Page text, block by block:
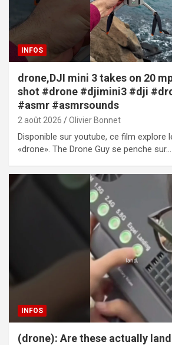
INFOS
drone,DJI mini 3 takes on 20
shot #drone #djimini3 #dji
#asmr #asmrsounds
2 août 2026 Olivier Bonnet
Disponible sur youtube, ce film explore
«drone». The Drone Guy se penche sur…
INFOS
(drone): Are these actually